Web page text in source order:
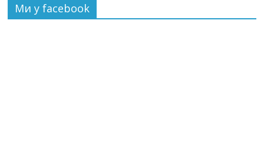
Ми у facebook